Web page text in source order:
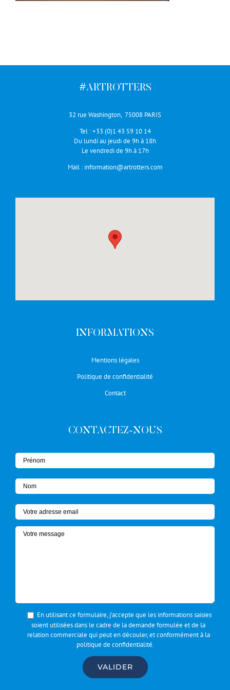
#ARTROTTERS
32 rue Washington, 75008 PARIS
Tel :+33 (0)1 43 59 10 14
Du lundi au jeudi de 9h à 18h
Le vendredi de 9h à 17h
Mail : information@artrotters.com
INFORMATIONS
Mentions légales
Politique de confidentialité
Contact
CONTACTEZ-NOUS
En utilisant ce formulaire, j’accepte que les informations saisies
soient utilisées dans le cadre de la demande formulée et de la
relation commerciale qui peut en découler, et conformément à la
politique de confidentialité.